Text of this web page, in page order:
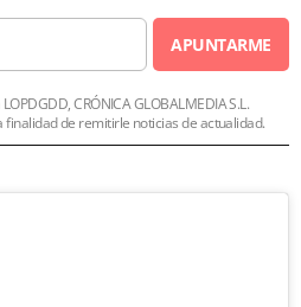
APUNTARME
CRÓNICA GLOBALMEDIA S.L.
de remitirle noticias de actualidad.